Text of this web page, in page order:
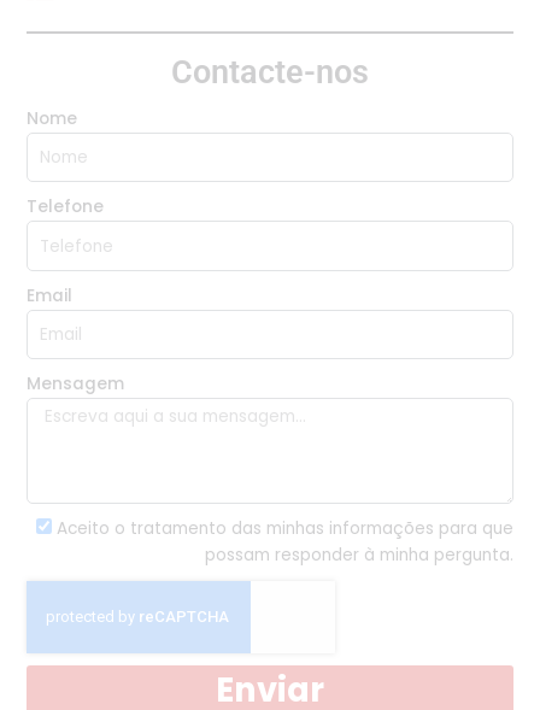
Contacte-nos
Nome
Telefone
Email
Mensagem
Aceito o tratamento das minhas informações para que
possam responder à minha pergunta.
Enviar